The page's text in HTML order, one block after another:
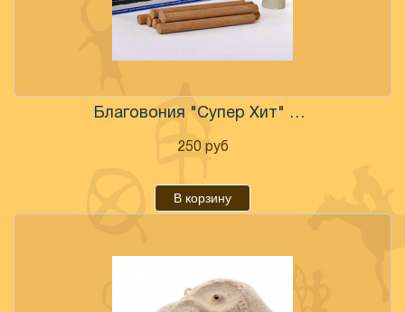
Благовония "Супер Хит" 15 гр, безосновные с подставкой
250 руб
В корзину